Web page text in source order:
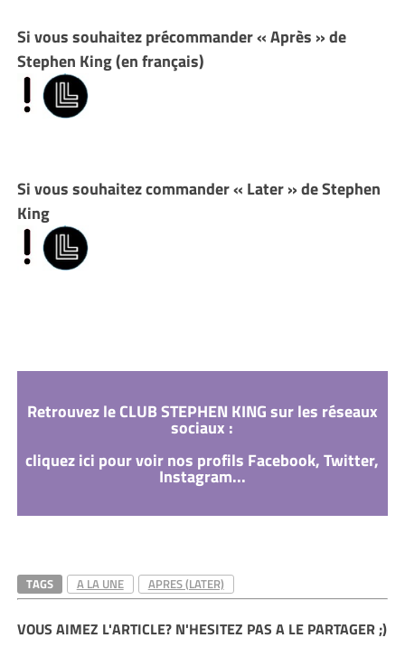
Si vous souhaitez précommander « Après » de
Stephen King (en français)
Si vous souhaitez commander « Later » de Stephen
King
Retrouvez le CLUB STEPHEN KING sur les réseaux
sociaux :
cliquez ici pour voir nos profils Facebook, Twitter,
Instagram...
TAGS A LA UNE APRES (LATER)
VOUS AIMEZ L'ARTICLE? N'HESITEZ PAS A LE PARTAGER ;)